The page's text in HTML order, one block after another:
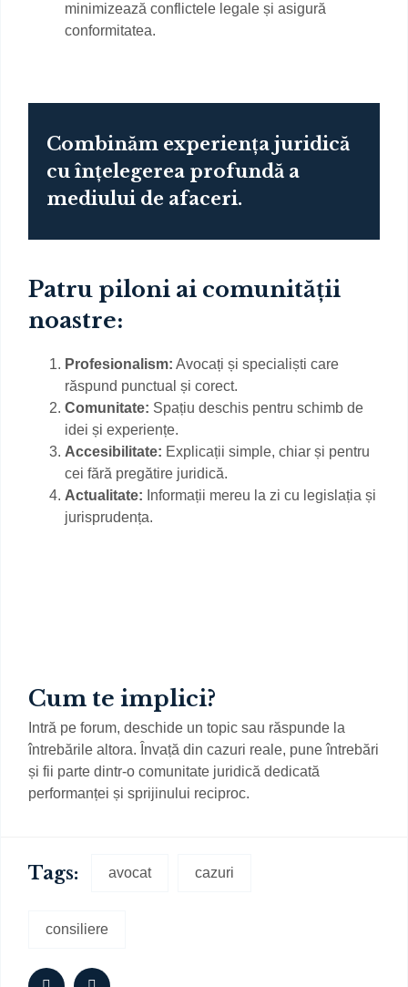
minimizează conflictele legale și asigură
conformitatea.
Combinăm experiența juridică
cu înțelegerea profundă a
mediului de afaceri.
Patru piloni ai comunității
noastre:
Profesionalism: Avocați și specialiști care
răspund punctual și corect.
Comunitate: Spațiu deschis pentru schimb de
idei și experiențe.
Accesibilitate: Explicații simple, chiar și pentru
cei fără pregătire juridică.
Actualitate: Informații mereu la zi cu legislația și
jurisprudența.
Cum te implici?
Intră pe forum, deschide un topic sau răspunde la
întrebările altora. Învață din cazuri reale, pune întrebări
și fii parte dintr-o comunitate juridică dedicată
performanței și sprijinului reciproc.
Tags: avocat cazuri
consiliere